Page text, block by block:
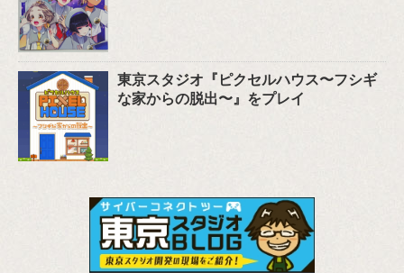
東京スタジオ『ピクセルハウス〜フシギ
な家からの脱出〜』をプレイ